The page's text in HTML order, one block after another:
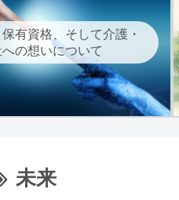
有資格、そして介護・
の想いについて
未来